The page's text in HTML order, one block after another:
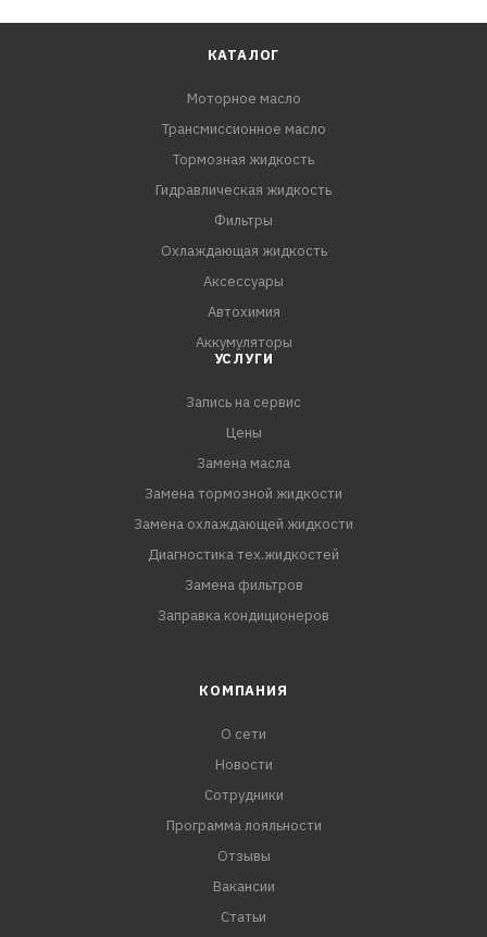
КАТАЛОГ
Моторное масло
Трансмиссионное масло
Тормозная жидкость
Гидравлическая жидкость
Фильтры
Охлаждающая жидкость
Аксессуары
Автохимия
Аккумуляторы
УСЛУГИ
Запись на сервис
Цены
Замена масла
Замена тормозной жидкости
Замена охлаждающей жидкости
Диагностика тех.жидкостей
Замена фильтров
Заправка кондиционеров
КОМПАНИЯ
О сети
Новости
Сотрудники
Программа лояльности
Отзывы
Вакансии
Статьи